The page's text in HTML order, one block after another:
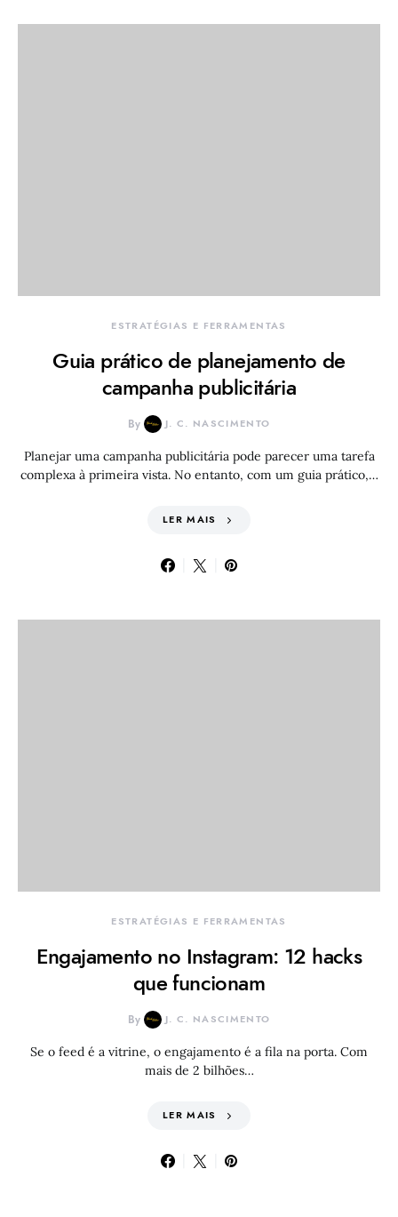
ESTRATÉGIAS E FERRAMENTAS
Guia prático de planejamento de
campanha publicitária
By J. C. NASCIMENTO
Planejar uma campanha publicitária pode parecer uma tarefa
complexa à primeira vista. No entanto, com um guia prático,…
LER MAIS
ESTRATÉGIAS E FERRAMENTAS
Engajamento no Instagram: 12 hacks
que funcionam
By J. C. NASCIMENTO
Se o feed é a vitrine, o engajamento é a fila na porta. Com
mais de 2 bilhões…
LER MAIS